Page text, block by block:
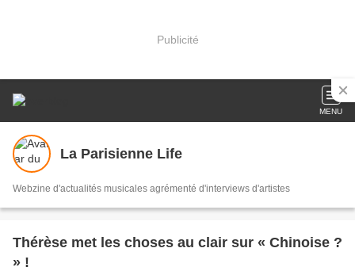
Publicité
MENU
La Parisienne Life
Webzine d'actualités musicales agrémenté d'interviews d'artistes
Thérèse met les choses au clair sur « Chinoise ?
» !